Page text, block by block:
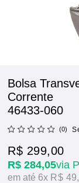
Bolsa
Corrente
46433-060
(0)
R$ 284,05via
R$ 299,00
6x R$